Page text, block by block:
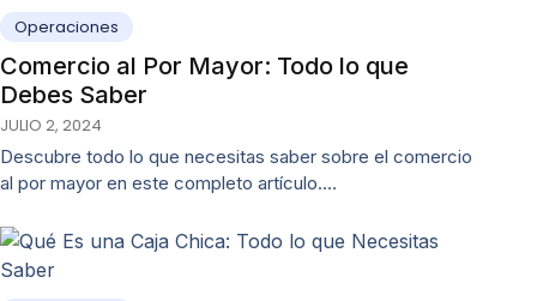
Operaciones
Comercio al Por Mayor: Todo lo que
Debes Saber
JULIO 2, 2024
Descubre todo lo que necesitas saber sobre el comercio
al por mayor en este completo artículo.…